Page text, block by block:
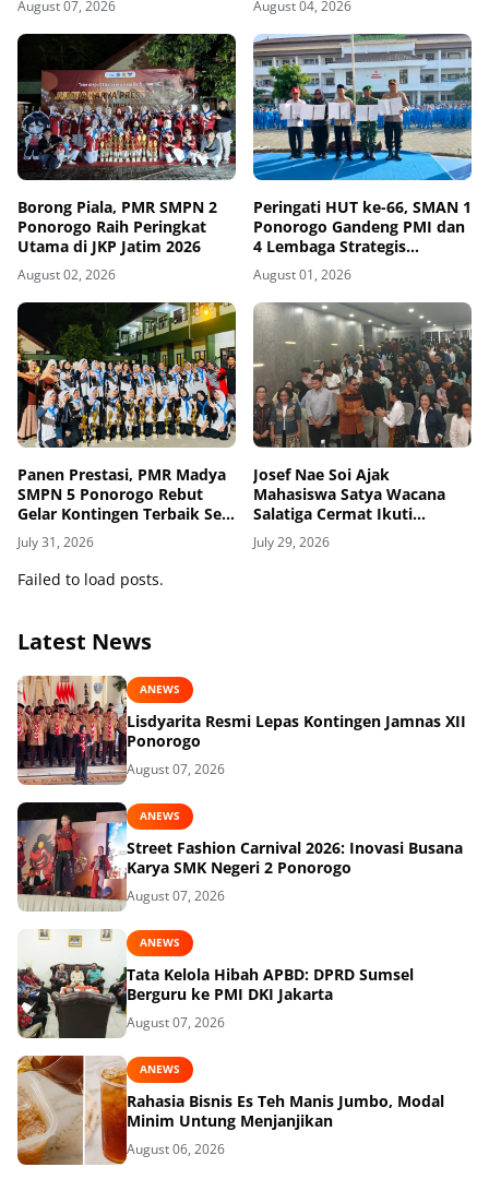
August 07, 2026
dengan Kebutuhan Dunia
Kerja
August 04, 2026
Borong Piala, PMR SMPN 2
Ponorogo Raih Peringkat
Utama di JKP Jatim 2026
August 02, 2026
Peringati HUT ke-66, SMAN 1
Ponorogo Gandeng PMI dan
4 Lembaga Strategis
Tegakkan Sekolah
Berintegritas, Sesmenko
Dorong Sinergi Alumni
Nasional
August 01, 2026
Panen Prestasi, PMR Madya
SMPN 5 Ponorogo Rebut
Gelar Kontingen Terbaik Se-
Jawa Timur
July 31, 2026
Josef Nae Soi Ajak
Mahasiswa Satya Wacana
Salatiga Cermat Ikuti
Dinamika Geopolitik Global
July 29, 2026
Failed to load posts.
Latest News
ANEWS
Lisdyarita Resmi Lepas Kontingen Jamnas XII
Ponorogo
August 07, 2026
ANEWS
Street Fashion Carnival 2026: Inovasi Busana
Karya SMK Negeri 2 Ponorogo
August 07, 2026
ANEWS
Tata Kelola Hibah APBD: DPRD Sumsel
Berguru ke PMI DKI Jakarta
August 07, 2026
ANEWS
Rahasia Bisnis Es Teh Manis Jumbo, Modal
Minim Untung Menjanjikan
August 06, 2026